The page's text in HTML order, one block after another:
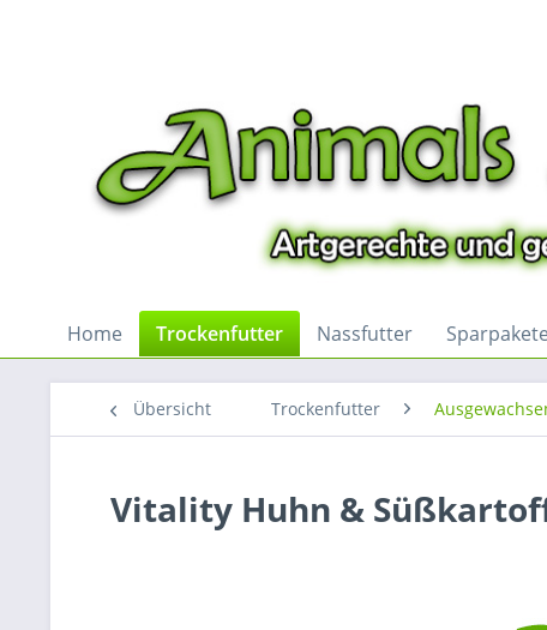
Home Trockenfutter Nassfutter Sparpakete
Übersicht Trockenfutter
Vitality Huhn &